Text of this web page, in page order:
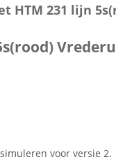
HTM 231 lijn
voor versie 2.